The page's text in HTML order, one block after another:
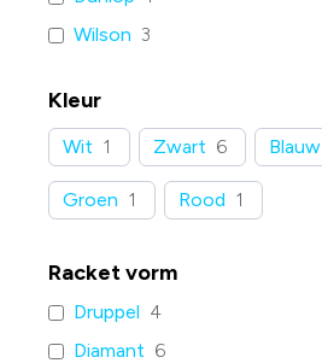
Wilson 3
Kleur
Wit 1 Zwart 6 Blauw
Groen 1 Rood 1
Racket vorm
Druppel 4
Diamant 6